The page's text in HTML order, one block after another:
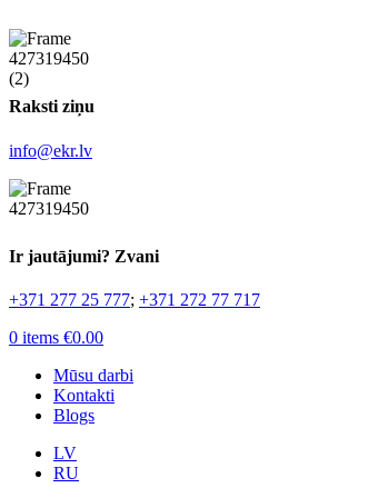
Raksti ziņu
info@ekr.lv
Ir jautājumi? Zvani
+371 277 25 777; +371 272 77 717
0 items €0.00
Mūsu darbi
Kontakti
Blogs
LV
RU